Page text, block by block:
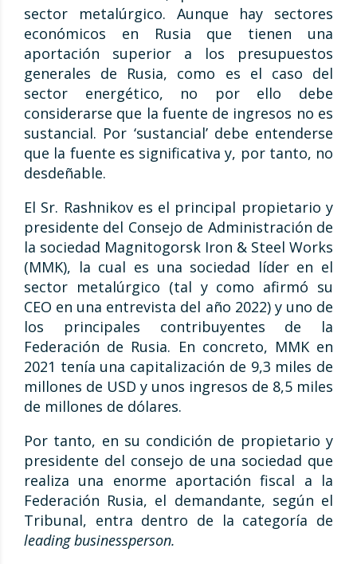
sector metalúrgico. Aunque hay sectores
económicos en Rusia que tienen una
aportación superior a los presupuestos
generales de Rusia, como es el caso del
sector energético, no por ello debe
considerarse que la fuente de ingresos no es
sustancial. Por ‘sustancial’ debe entenderse
que la fuente es significativa y, por tanto, no
desdeñable.
El Sr. Rashnikov es el principal propietario y
presidente del Consejo de Administración de
la sociedad Magnitogorsk Iron & Steel Works
(MMK), la cual es una sociedad líder en el
sector metalúrgico (tal y como afirmó su
CEO en una entrevista del año 2022) y uno de
los principales contribuyentes de la
Federación de Rusia. En concreto, MMK en
2021 tenía una capitalización de 9,3 miles de
millones de USD y unos ingresos de 8,5 miles
de millones de dólares.
Por tanto, en su condición de propietario y
presidente del consejo de una sociedad que
realiza una enorme aportación fiscal a la
Federación Rusia, el demandante, según el
Tribunal, entra dentro de la categoría de
leading businessperson.